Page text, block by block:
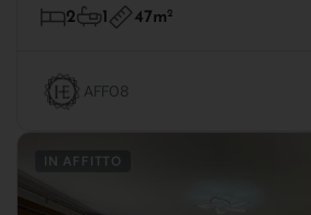
2 1 47m2
AFF08
IN AFFITTO